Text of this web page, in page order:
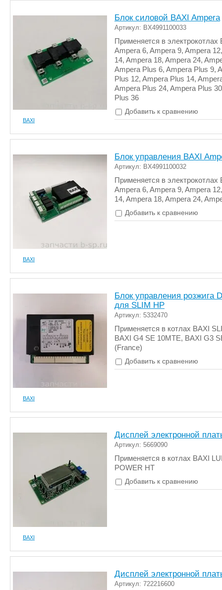
BAXI
Блок силовой BAXI Ampera
Артикул: BX4991100033
Применяется в электрокотлах
Ampera 6, Ampera 9, Ampera
14, Ampera 18, Ampera 24,
Ampera Plus 6, Ampera Plus 9,
Plus 12, Ampera Plus 14,
Ampera Plus 24, Ampera Plus
Plus 36
Добавить к сравнению
BAXI
Блок управления BAXI
Артикул: BX4991100032
Применяется в электрокотлах
Ampera 6, Ampera 9, Ampera
14, Ampera 18, Ampera 24,
Добавить к сравнению
BAXI
Блок управления розжига
для SLIM HP
Артикул: 5332470
Применяется в котлах BAXI
BAXI G4 SE 10MTE, BAXI G3
(France)
Добавить к сравнению
BAXI
Дисплей электронной
Артикул: 5669090
Применяется в котлах BAXI
POWER HT
Добавить к сравнению
Дисплей электронной
Артикул: 722216600